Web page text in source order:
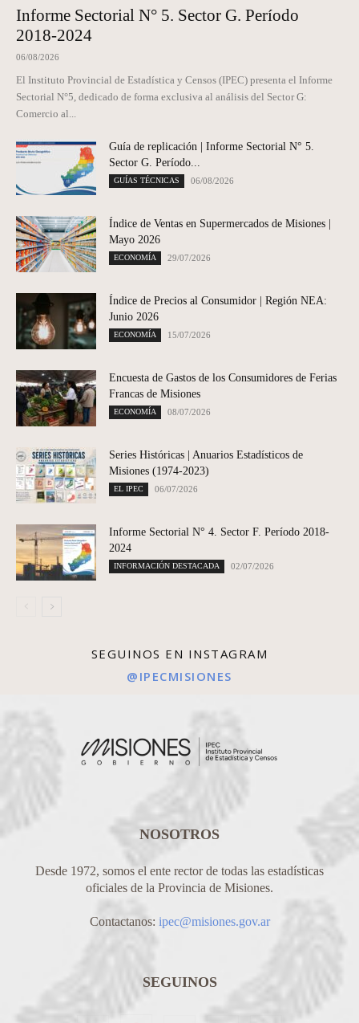
Informe Sectorial N° 5. Sector G. Período
2018-2024
06/08/2026
El Instituto Provincial de Estadística y Censos (IPEC) presenta el Informe
Sectorial N°5, dedicado de forma exclusiva al análisis del Sector G:
Comercio al...
Guía de replicación | Informe Sectorial N° 5.
Sector G. Período...
GUÍAS TÉCNICAS 06/08/2026
Índice de Ventas en Supermercados de Misiones |
Mayo 2026
ECONOMÍA 29/07/2026
Índice de Precios al Consumidor | Región NEA:
Junio 2026
ECONOMÍA 15/07/2026
Encuesta de Gastos de los Consumidores de Ferias
Francas de Misiones
ECONOMÍA 08/07/2026
Series Históricas | Anuarios Estadísticos de
Misiones (1974-2023)
EL IPEC 06/07/2026
Informe Sectorial N° 4. Sector F. Período 2018-
2024
INFORMACIÓN DESTACADA 02/07/2026
SEGUINOS EN INSTAGRAM
@IPECMISIONES
NOSOTROS
Desde 1972, somos el ente rector de todas las estadísticas
oficiales de la Provincia de Misiones.
Contactanos: ipec@misiones.gov.ar
SEGUINOS